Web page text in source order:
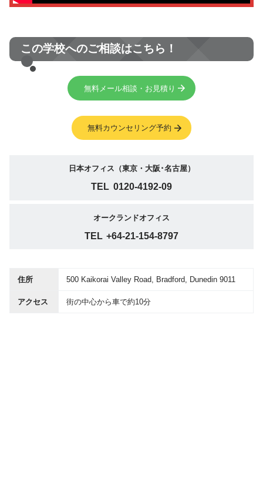
この学校へのご相談はこちら！
無料メール相談・お見積り
無料カウンセリング予約
日本オフィス（東京・大阪･名古屋）
TEL 0120-4192-09
オークランドオフィス
TEL +64-21-154-8797
住所 500 Kaikorai Valley Road, Bradford, Dunedin 9011
アクセス 街の中心から車で約10分